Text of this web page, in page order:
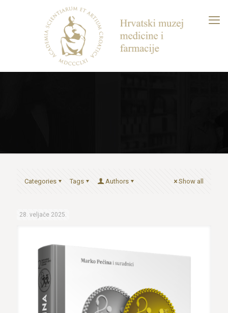
Categories Tags Authors Show all
28. veljače 2025.